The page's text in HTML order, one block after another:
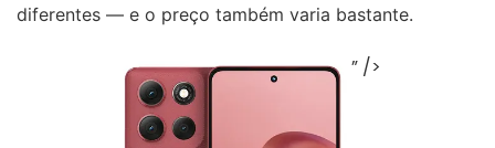
diferentes — e o preço também varia bastante.
” />